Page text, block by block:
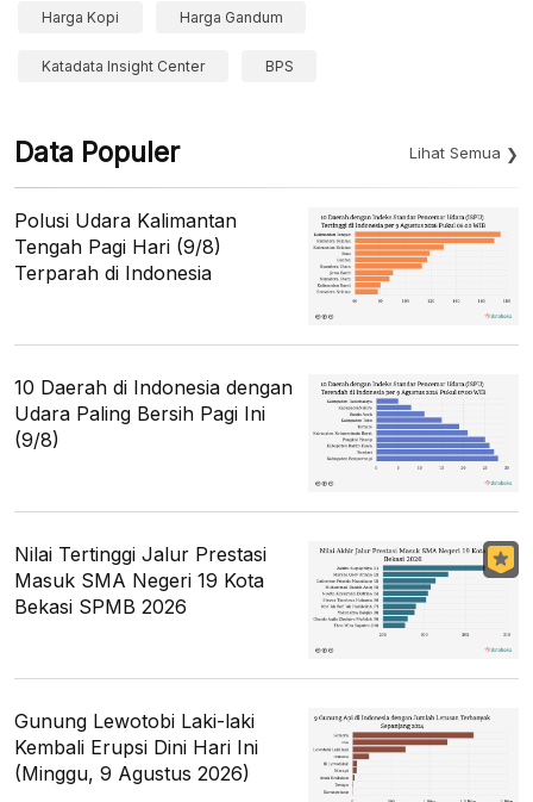
Harga Kopi Harga Gandum
Katadata Insight Center BPS
Data Populer Lihat Semua
Polusi Udara Kalimantan
Tengah Pagi Hari (9/8)
Terparah di Indonesia
10 Daerah di Indonesia dengan
Udara Paling Bersih Pagi Ini
(9/8)
Nilai Tertinggi Jalur Prestasi
Masuk SMA Negeri 19 Kota
Bekasi SPMB 2026
Gunung Lewotobi Laki-laki
Kembali Erupsi Dini Hari Ini
(Minggu, 9 Agustus 2026)